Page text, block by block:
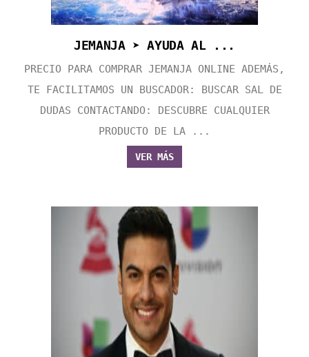
JEMANJA ➤ AYUDA AL ...
PRECIO PARA COMPRAR JEMANJA ONLINE ADEMÁS,
TE FACILITAMOS UN BUSCADOR: BUSCAR SAL DE
DUDAS CONTACTANDO: DESCUBRE CUALQUIER
PRODUCTO DE LA ...
VER MÁS